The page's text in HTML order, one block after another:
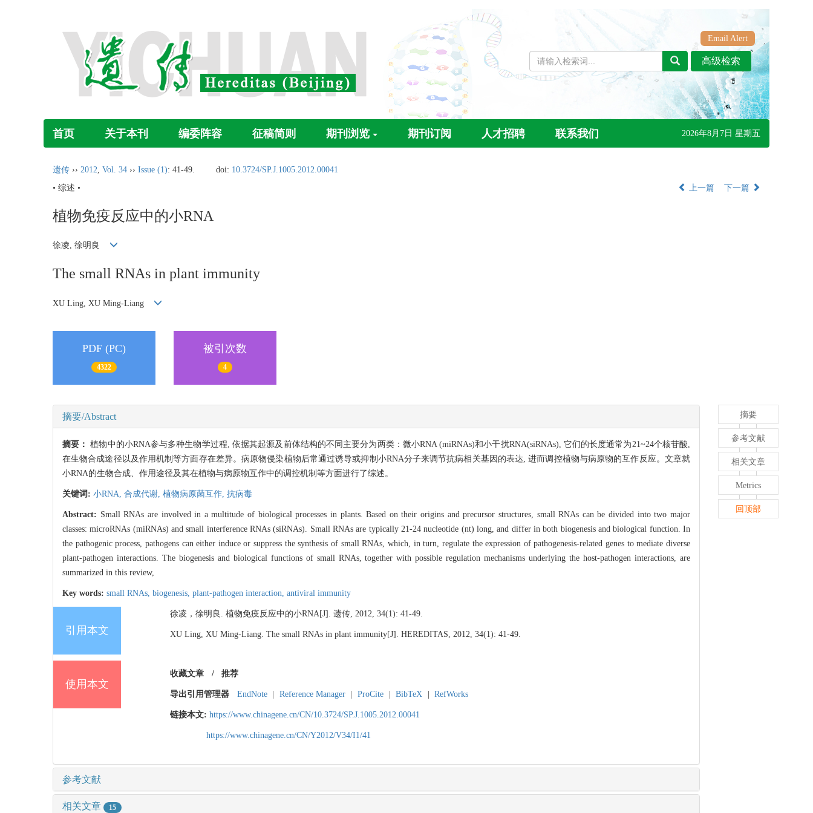
Email Alert
首页 关于本刊 编委阵容 征稿简则 期刊浏览 期刊订阅 人才招聘 联系我们 2026年8月7日 星期五
遗传 ›› 2012, Vol. 34 ›› Issue (1): 41-49. doi: 10.3724/SP.J.1005.2012.00041
• 综述 •
上一篇 下一篇
植物免疫反应中的小RNA
徐凌, 徐明良
The small RNAs in plant immunity
XU Ling, XU Ming-Liang
PDF (PC)
4322
被引次数
4
摘要/Abstract
摘要：植物中的小RNA参与多种生物学过程, 依据其起源及前体结构的不同主要分为两类：微小RNA (miRNAs)和小干扰RNA(siRNAs), 它们的长度通常为21~24个核苷酸,
在生物合成途径以及作用机制等方面存在差异。病原物侵染植物后常通过诱导或抑制小RNA分子来调节抗病相关基因的表达, 进而调控植物与病原物的互作反应。文章就
小RNA的生物合成、作用途径及其在植物与病原物互作中的调控机制等方面进行了综述。
关键词: 小RNA, 合成代谢, 植物病原菌互作, 抗病毒
Abstract: Small RNAs are involved in a multitude of biological processes in plants. Based on their origins and precursor structures, small RNAs can be divided into two major
classes: microRNAs (miRNAs) and small interference RNAs (siRNAs). Small RNAs are typically 21-24 nucleotide (nt) long, and differ in both biogenesis and biological function. In
the pathogenic process, pathogens can either induce or suppress the synthesis of small RNAs, which, in turn, regulate the expression of pathogenesis-related genes to mediate diverse
plant-pathogen interactions. The biogenesis and biological functions of small RNAs, together with possible regulation mechanisms underlying the host-pathogen interactions, are
summarized in this review,
Key words: small RNAs, biogenesis, plant-pathogen interaction, antiviral immunity
引用本文
徐凌，徐明良. 植物免疫反应中的小RNA[J]. 遗传, 2012, 34(1): 41-49.
XU Ling, XU Ming-Liang. The small RNAs in plant immunity[J]. HEREDITAS, 2012, 34(1): 41-49.
使用本文
收藏文章 / 推荐
导出引用管理器 EndNote Reference Manager ProCite BibTeX RefWorks
链接本文: https://www.chinagene.cn/CN/10.3724/SP.J.1005.2012.00041
https://www.chinagene.cn/CN/Y2012/V34/I1/41
参考文献
相关文章 15
摘要
参考文献
相关文章
Metrics
回顶部